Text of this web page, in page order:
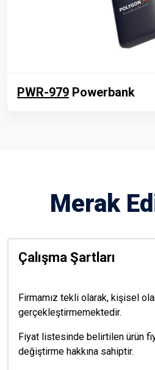
PWR-979 Powerbank
Merak
Çalışma Şartları
Firmamız tekli olarak, kişisel
gerçekleştirmemektedir.
Fiyat listesinde belirtilen ürün
değiştirme hakkına sahiptir.